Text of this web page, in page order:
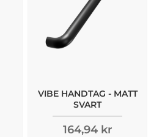
VIBE HANDTAG - MATT
SVART
164,94 kr